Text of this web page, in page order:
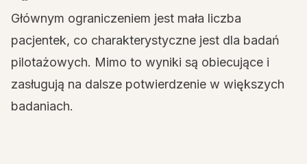
Głównym ograniczeniem jest mała liczba
pacjentek, co charakterystyczne jest dla badań
pilotażowych. Mimo to wyniki są obiecujące i
zasługują na dalsze potwierdzenie w większych
badaniach.